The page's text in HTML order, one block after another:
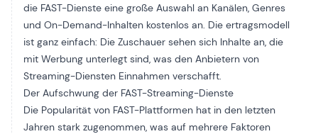
die FAST-Dienste eine große Auswahl an Kanälen, Genres
und On-Demand-Inhalten kostenlos an. Die ertragsmodell
ist ganz einfach: Die Zuschauer sehen sich Inhalte an, die
mit Werbung unterlegt sind, was den Anbietern von
Streaming-Diensten Einnahmen verschafft.
Der Aufschwung der FAST-Streaming-Dienste
Die Popularität von FAST-Plattformen hat in den letzten
Jahren stark zugenommen, was auf mehrere Faktoren